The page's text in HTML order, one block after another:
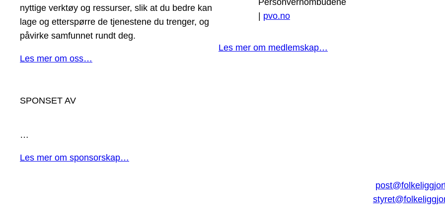
nyttige verktøy og ressurser, slik at du bedre kan
lage og etterspørre de tjenestene du trenger, og
påvirke samfunnet rundt deg.
Les mer om oss…
| pvo.no
Les mer om medlemskap…
SPONSET AV
…
Les mer om sponsorskap…